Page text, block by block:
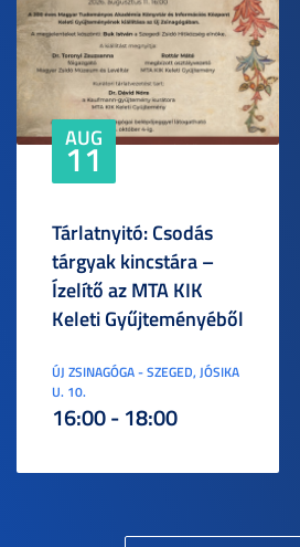
AUG
11
Tárlatnyitó: Csodás
tárgyak kincstára –
Ízelítő az MTA KIK
Keleti Gyűjteményéből
ÚJ ZSINAGÓGA - SZEGED, JÓSIKA
U. 10.
16:00 - 18:00